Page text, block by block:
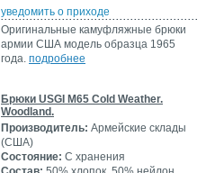
уведомить о приходе
Оригинальные камуфляжные брюки
армии США модель образца 1965
года. подробнее
Брюки USGI M65 Cold Weather.
Woodland.
Производитель: Армейские склады
(США)
Состояние: С хранения